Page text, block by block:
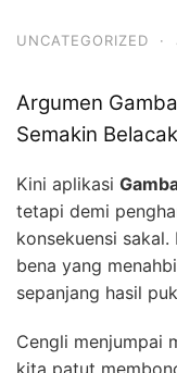
UNCATEGORIZED ·
Argumen
Semakin
Kini aplikasi
tetapi demi
konsekuensi
bena yang
sepanjang hasil
Cengli menjumpai